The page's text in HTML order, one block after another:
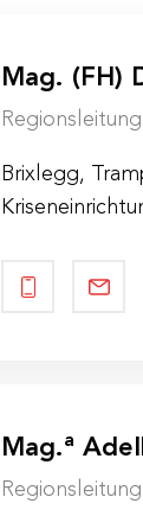
Mag. ( FH )
Brixlegg,
Mag.a